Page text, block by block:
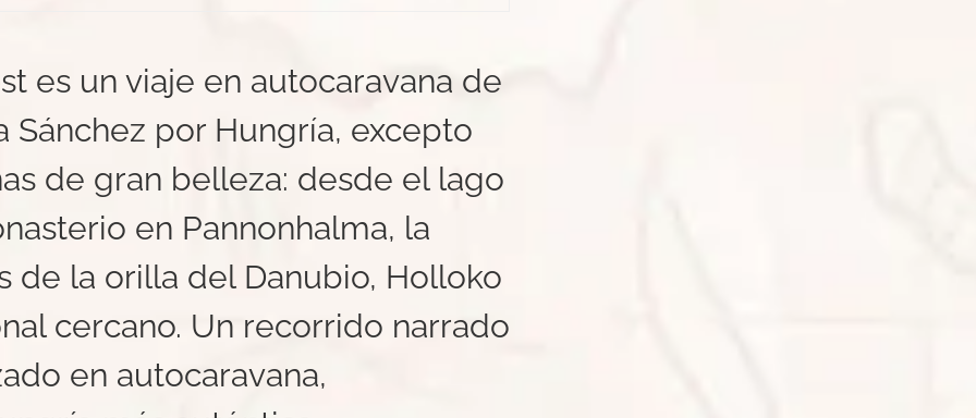
es un viaje en autocaravana de
por Hungría, excepto
de gran belleza: desde el lago
en Pannonhalma, la
de la orilla del Danubio, Holloko
cercano. Un recorrido narrado
en autocaravana,